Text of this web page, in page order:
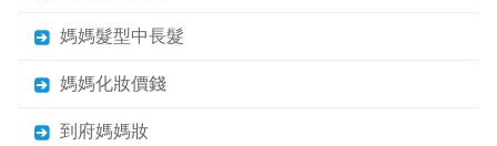
媽媽髮型中長髮
媽媽化妝價錢
到府媽媽妝